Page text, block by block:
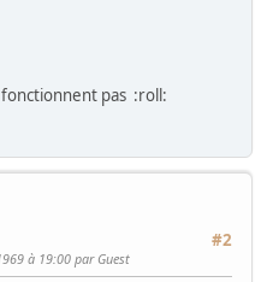
fonctionnent pas :roll:
#2
à 19:00 par Guest